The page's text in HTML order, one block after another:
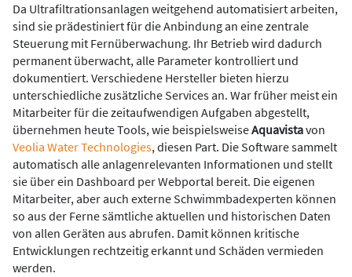
Da Ultrafiltrationsanlagen weitgehend automatisiert arbeiten,
sind sie prädestiniert für die Anbindung an eine zentrale
Steuerung mit Fernüberwachung. Ihr Betrieb wird dadurch
permanent überwacht, alle Parameter kontrolliert und
dokumentiert. Verschiedene Hersteller bieten hierzu
unterschiedliche zusätzliche Services an. War früher meist ein
Mitarbeiter für die zeitaufwendigen Aufgaben abgestellt,
übernehmen heute Tools, wie beispielsweiseAquavistavon
Veolia Water Technologies, diesen Part. Die Software sammelt
automatisch alle anlagenrelevanten Informationen und stellt
sie über ein Dashboard per Webportal bereit. Die eigenen
Mitarbeiter, aber auch externe Schwimmbadexperten können
so aus der Ferne sämtliche aktuellen und historischen Daten
von allen Geräten aus abrufen. Damit können kritische
Entwicklungen rechtzeitig erkannt und Schäden vermieden
werden.